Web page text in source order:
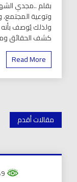
بقلم ..مجدي
وتوعية المجتمع،
ولذلك يُوصف بأنه
كشف الحقائق
Read More
تصفّح
المقالات
مقالات أقدم